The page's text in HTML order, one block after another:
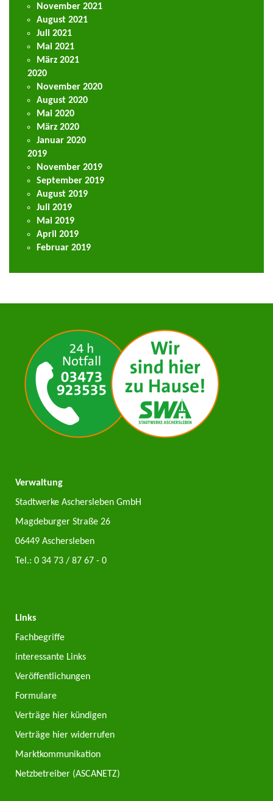
November 2021
August 2021
Juli 2021
Mai 2021
März 2021
2020
November 2020
August 2020
Mai 2020
März 2020
Januar 2020
2019
November 2019
September 2019
August 2019
Juli 2019
Mai 2019
April 2019
Februar 2019
Verwaltung
Stadtwerke Aschersleben GmbH
Magdeburger Straße 26
06449 Aschersleben
Tel.: 0 34 73 / 87 67 - 0
Links
Fachbegriffe
interessante Links
Veröffentlichungen
Formulare
Verträge hier kündigen
Verträge hier widerrufen
Marktkommunikation
Netzbetreiber (ASCANETZ)